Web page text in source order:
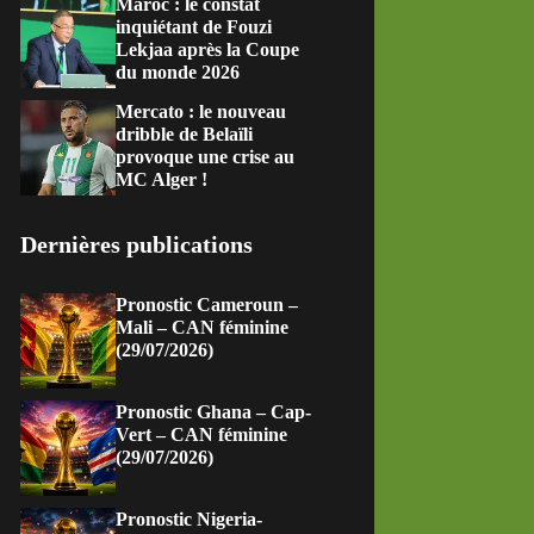
Maroc : le constat
inquiétant de Fouzi
Lekjaa après la Coupe
du monde 2026
Mercato : le nouveau
dribble de Belaïli
provoque une crise au
MC Alger !
Dernières publications
Pronostic Cameroun –
Mali – CAN féminine
(29/07/2026)
Pronostic Ghana – Cap-
Vert – CAN féminine
(29/07/2026)
Pronostic Nigeria-